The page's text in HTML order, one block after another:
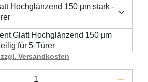
Hochglänzend 150 µm stark -
Glatt Hochglänzend 150 µm
für 5-Türer
Hochglänzend 150 µm stark - 6-teilig
Versandkosten
Gib den gewünschten